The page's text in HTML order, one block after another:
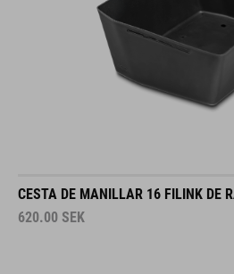
CESTA DE MANILLAR 16 FILINK DE
620.00 SEK